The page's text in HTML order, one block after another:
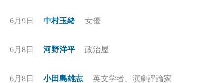
6月9日 中村玉緒 女優
6月8日 河野洋平 政治屋
6月8日 小田島雄志 英文学者、演劇評論家